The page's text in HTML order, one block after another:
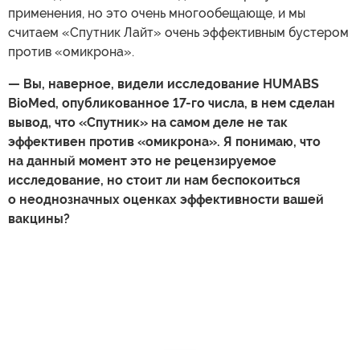
применения, но это очень многообещающе, и мы
считаем «Спутник Лайт» очень эффективным бустером
против «омикрона».
— Вы, наверное, видели исследование HUMABS
BioMed, опубликованное 17-го числа, в нем сделан
вывод, что «Спутник» на самом деле не так
эффективен против «омикрона». Я понимаю, что
на данный момент это не рецензируемое
исследование, но стоит ли нам беспокоиться
о неоднозначных оценках эффективности вашей
вакцины?